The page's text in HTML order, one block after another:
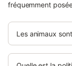
fréquemment
Les animaux